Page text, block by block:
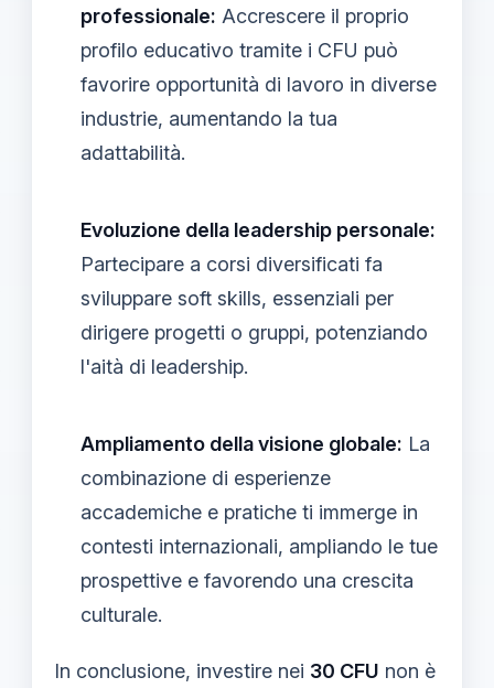
professionale: Accrescere il proprio
profilo educativo tramite i CFU può
favorire opportunità di lavoro in diverse
industrie, aumentando la tua
adattabilità.
Evoluzione della leadership personale:
Partecipare a corsi diversificati fa
sviluppare soft skills, essenziali per
dirigere progetti o gruppi, potenziando
l'aità di leadership.
Ampliamento della visione globale: La
combinazione di esperienze
accademiche e pratiche ti immerge in
contesti internazionali, ampliando le tue
prospettive e favorendo una crescita
culturale.
In conclusione, investire nei 30 CFU non è